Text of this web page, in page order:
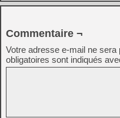
Commentaire ¬
Votre adresse e-mail ne sera
obligatoires sont indiqués